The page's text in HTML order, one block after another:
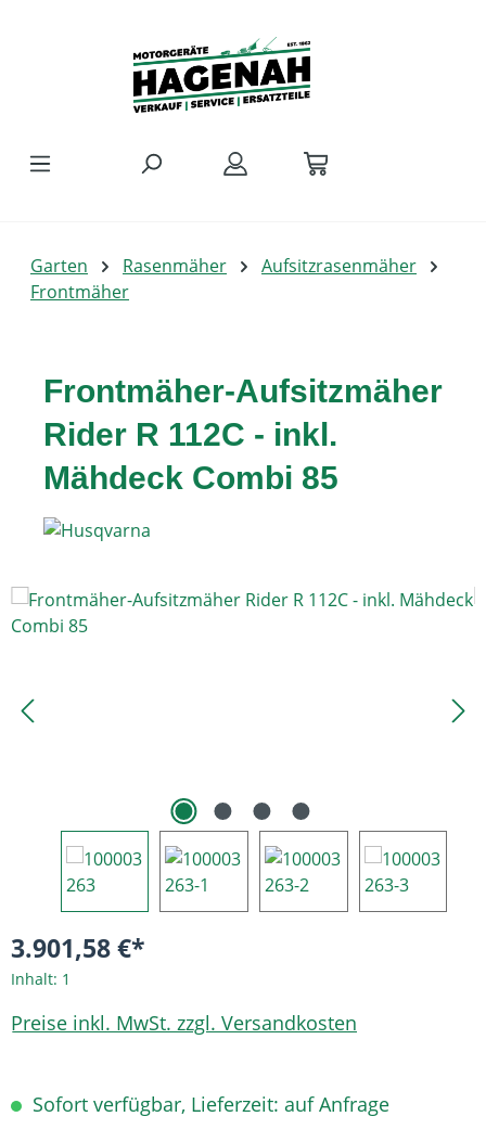
Garten Rasenmäher
Aufsitzrasenmäher
Frontmäher
Frontmäher-Aufsitzmäher
Rider R 112C - inkl.
Mähdeck Combi 85
Bildergalerie überspringen
3.901,58 €*
Inhalt: 1
Preise inkl. MwSt. zzgl. Versandkosten
Sofort verfügbar, Lieferzeit: auf Anfrage